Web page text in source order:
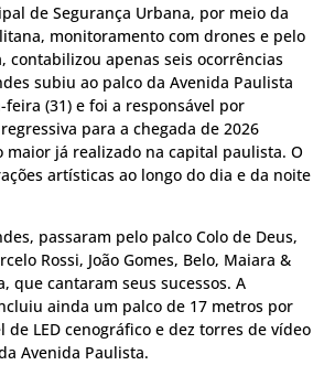
de Segurança Urbana, por meio da
monitoramento com drones e pelo
contabilizou apenas seis ocorrências
subiu ao palco da Avenida Paulista
(31) e foi a responsável por
para a chegada de 2026
maior já realizado na capital paulista. O
artísticas ao longo do dia e da noite
passaram pelo palco Colo de Deus,
Rossi, João Gomes, Belo, Maiara &
que cantaram seus sucessos. A
ainda um palco de 17 metros por
de LED cenográfico e dez torres de vídeo
Avenida Paulista.